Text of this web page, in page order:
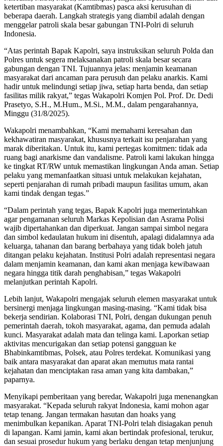
ketertiban masyarakat (Kamtibmas) pasca aksi kerusuhan di
beberapa daerah. Langkah strategis yang diambil adalah dengan
menggelar patroli skala besar gabungan TNI-Polri di seluruh
Indonesia.
“Atas perintah Bapak Kapolri, saya instruksikan seluruh Polda dan
Polres untuk segera melaksanakan patroli skala besar secara
gabungan dengan TNI. Tujuannya jelas: menjamin keamanan
masyarakat dari ancaman para perusuh dan pelaku anarkis. Kami
hadir untuk melindungi setiap jiwa, setiap harta benda, dan setiap
fasilitas milik rakyat,” tegas Wakapolri Komjen Pol. Prof. Dr. Dedi
Prasetyo, S.H., M.Hum., M.Si., M.M., dalam pengarahannya,
Minggu (31/8/2025).
Wakapolri menambahkan, “Kami memahami keresahan dan
kekhawatiran masyarakat, khususnya terkait isu penjarahan yang
marak diberitakan. Untuk itu, kami pertegas komitmen: tidak ada
ruang bagi anarkisme dan vandalisme. Patroli kami lakukan hingga
ke tingkat RT/RW untuk memastikan lingkungan Anda aman. Setiap
pelaku yang memanfaatkan situasi untuk melakukan kejahatan,
seperti penjarahan di rumah pribadi maupun fasilitas umum, akan
kami tindak dengan tegas.”
“Dalam perintah yang tegas, Bapak Kapolri juga memerintahkan
agar pengamanan seluruh Markas Kepolisian dan Asrama Polisi
wajib dipertahankan dan diperkuat. Jangan sampai simbol negara
dan simbol kedaulatan hukum ini disentuh, apalagi didalamnya ada
keluarga, tahanan dan barang berbahaya yang tidak boleh jatuh
ditangan pelaku kejahatan. Institusi Polri adalah representasi negara
dalam menjamin keamanan, dan kami akan menjaga kewibawaan
negara hingga titik darah penghabisan,” tegas Wakapolri
melanjutkan perintah Kapolri.
Lebih lanjut, Wakapolri mengajak seluruh elemen masyarakat untuk
bersinergi menjaga lingkungan masing-masing. “Kami tidak bisa
bekerja sendirian. Kolaborasi TNI, Polri, dengan dukungan penuh
pemerintah daerah, tokoh masyarakat, agama, dan pemuda adalah
kunci. Masyarakat adalah mata dan telinga kami. Laporkan setiap
aktivitas mencurigakan dan setiap potensi gangguan ke
Bhabinkamtibmas, Polsek, atau Polres terdekat. Komunikasi yang
baik antara masyarakat dan aparat akan memutus mata rantai
kejahatan dan menciptakan rasa aman yang kita dambakan,”
paparnya.
Menyikapi pemberitaan yang beredar, Wakapolri juga menenangkan
masyarakat. “Kepada seluruh rakyat Indonesia, kami mohon agar
tetap tenang. Jangan termakan hasutan dan hoaks yang
menimbulkan kepanikan. Aparat TNI-Polri telah disiagakan penuh
di lapangan. Kami jamin, kami akan bertindak profesional, terukur,
dan sesuai prosedur hukum yang berlaku dengan tetap menjunjung